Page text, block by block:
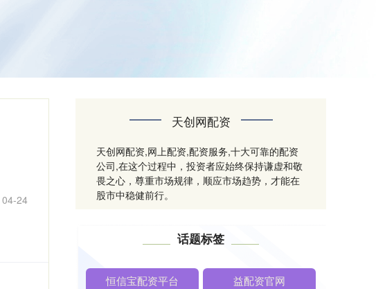
04-24
天创网配资
天创网配资,网上配资,配资服务,十大可靠的配资
公司,在这个过程中，投资者应始终保持谦虚和敬
畏之心，尊重市场规律，顺应市场趋势，才能在
股市中稳健前行。
话题标签
恒信宝配资平台 益配资官网